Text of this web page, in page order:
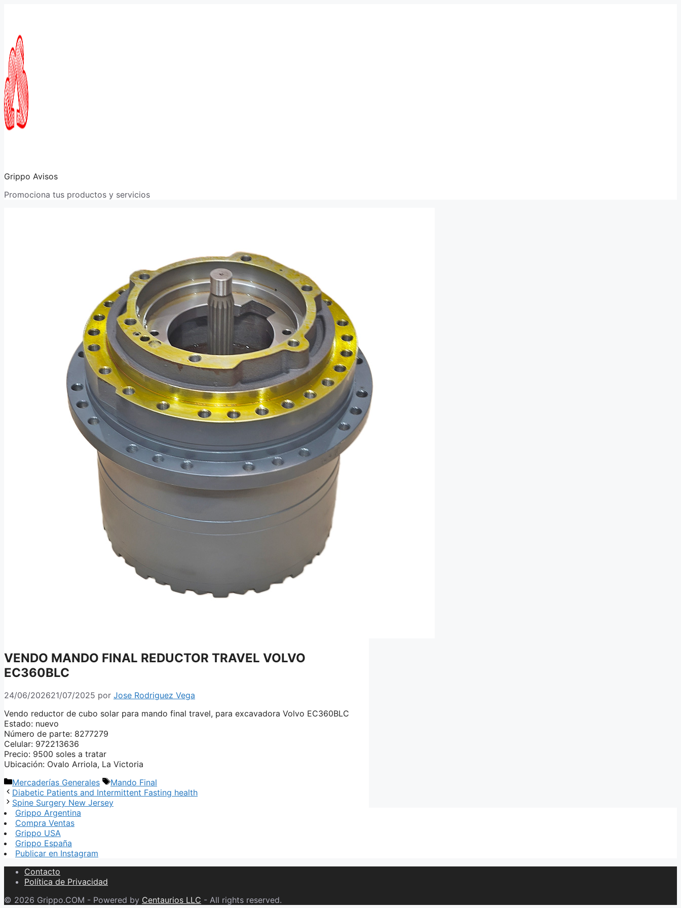
Grippo Avisos
Promociona tus productos y servicios
VENDO MANDO FINAL REDUCTOR TRAVEL VOLVO
EC360BLC
24/06/202621/07/2025 por Jose Rodriguez Vega
Vendo reductor de cubo solar para mando final travel, para excavadora Volvo EC360BLC
Estado: nuevo
Número de parte: 8277279
Celular: 972213636
Precio: 9500 soles a tratar
Ubicación: Ovalo Arriola, La Victoria
Categorías
Mercaderías Generales Etiquetas
Mando Final
Diabetic Patients and Intermittent Fasting health
Spine Surgery New Jersey
Grippo Argentina
Compra Ventas
Grippo USA
Grippo España
Publicar en Instagram
Contacto
Política de Privacidad
© 2026 Grippo.COM - Powered by Centaurios LLC - All rights reserved.